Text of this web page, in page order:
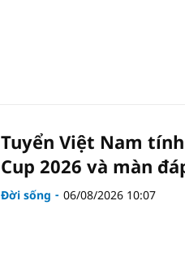
Tuyển Việt Nam
Cup 2026 và màn
Đời sống 06/08/2026 10:07